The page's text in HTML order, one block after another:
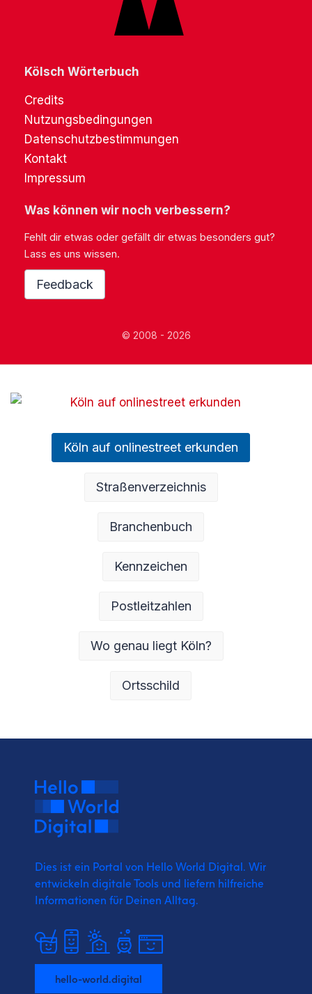
Kölsch Wörterbuch
Credits
Nutzungsbedingungen
Datenschutzbestimmungen
Kontakt
Impressum
Was können wir noch verbessern?
Fehlt dir etwas oder gefällt dir etwas besonders gut?
Lass es uns wissen.
Feedback
© 2008 - 2026
Köln auf onlinestreet erkunden
Straßenverzeichnis
Branchenbuch
Kennzeichen
Postleitzahlen
Wo genau liegt Köln?
Ortsschild
Dies ist ein Portal von Hello World Digital. Wir
entwickeln digitale Tools und liefern hilfreiche
Informationen für Deinen Alltag.
hello-world.digital